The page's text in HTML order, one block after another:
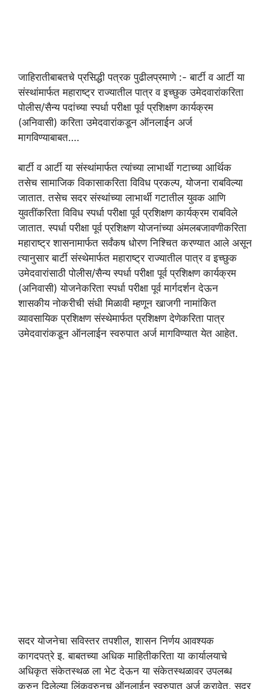
जाहिरातीबाबतचे प्रसिद्धी पत्रक पुढीलप्रमाणे :- बार्टी व आर्टी या
संस्थांमार्फत महाराष्ट्र राज्यातील पात्र व इच्छुक उमेदवारांकरिता
पोलीस/सैन्य पदांच्या स्पर्धा परीक्षा पूर्व प्रशिक्षण कार्यक्रम
(अनिवासी) करिता उमेदवारांकडून ऑनलाईन अर्ज
मागविण्याबाबत….
बार्टी व आर्टी या संस्थांमार्फत त्यांच्या लाभार्थी गटाच्या आर्थिक
तसेच सामाजिक विकासाकरिता विविध प्रकल्प, योजना राबविल्या
जातात. तसेच सदर संस्थांच्या लाभार्थी गटातील युवक आणि
युवतींकरिता विविध स्पर्धा परीक्षा पूर्व प्रशिक्षण कार्यक्रम राबविले
जातात. स्पर्धा परीक्षा पूर्व प्रशिक्षण योजनांच्या अंमलबजावणीकरिता
महाराष्ट्र शासनामार्फत सर्वंकष धोरण निश्चित करण्यात आले असून
त्यानुसार बार्टी संस्थेमार्फत महाराष्ट्र राज्यातील पात्र व इच्छुक
उमेदवारांसाठी पोलीस/सैन्य स्पर्धा परीक्षा पूर्व प्रशिक्षण कार्यक्रम
(अनिवासी) योजनेकरिता स्पर्धा परीक्षा पूर्व मार्गदर्शन देऊन
शासकीय नोकरीची संधी मिळावी म्हणून खाजगी नामांकित
व्यावसायिक प्रशिक्षण संस्थेमार्फत प्रशिक्षण देणेकरिता पात्र
उमेदवारांकडून ऑनलाईन स्वरुपात अर्ज मागविण्यात येत आहेत.
सदर योजनेचा सविस्तर तपशील, शासन निर्णय आवश्यक
कागदपत्रे इ. बाबतच्या अधिक माहितीकरिता या कार्यालयाचे
अधिकृत संकेतस्थळ ला भेट देऊन या संकेतस्थळावर उपलब्ध
करुन दिलेल्या लिंकवरुनच ऑनलाईन स्वरुपात अर्ज करावेत. सदर